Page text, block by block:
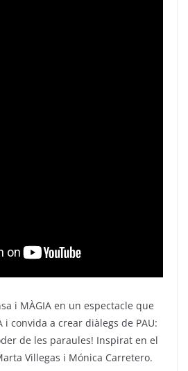
i MÀGIA en un espectacle que
i convida a crear diàlegs de PAU:
de les paraules! Inspirat en el
Villegas i Mónica Carretero.